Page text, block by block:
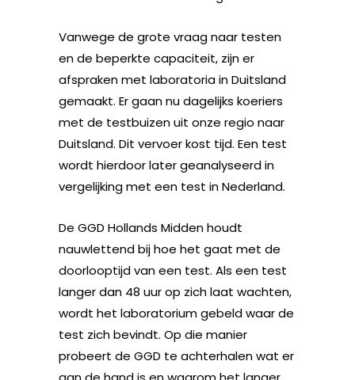
Vanwege de grote vraag naar testen
en de beperkte capaciteit, zijn er
afspraken met laboratoria in Duitsland
gemaakt. Er gaan nu dagelijks koeriers
met de testbuizen uit onze regio naar
Duitsland. Dit vervoer kost tijd. Een test
wordt hierdoor later geanalyseerd in
vergelijking met een test in Nederland.
De GGD Hollands Midden houdt
nauwlettend bij hoe het gaat met de
doorlooptijd van een test. Als een test
langer dan 48 uur op zich laat wachten,
wordt het laboratorium gebeld waar de
test zich bevindt. Op die manier
probeert de GGD te achterhalen wat er